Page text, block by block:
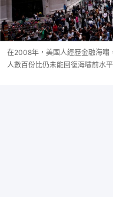
在2008年，美國人經歷金融海嘯
人數百份比仍未能回復海嘯前水平